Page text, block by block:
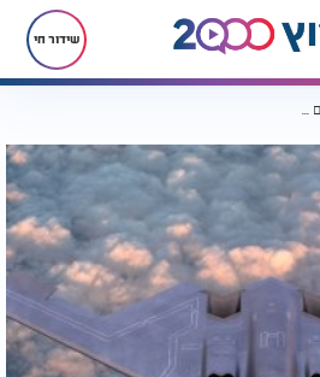
שידור חי
מחוקקים אמריקנים בהצעה דרמטית: ישראל תקבל את המפציץ B2